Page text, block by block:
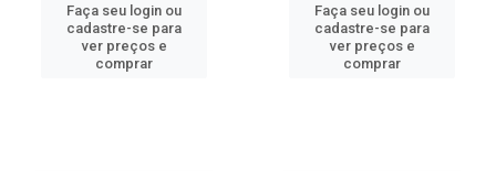
Faça seu login ou
cadastre-se para
ver preços e
comprar
Faça seu login ou
cadastre-se para
ver preços e
comprar